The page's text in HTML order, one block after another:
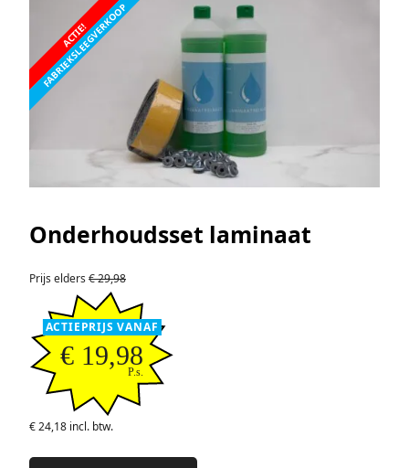
ACTIE!
FABRIEKSLEEGVERKOOP
Onderhoudsset laminaat
Prijs elders € 29,98
ACTIEPRIJS VANAF
€ 19,98
P.s.
€ 24,18 incl. btw.